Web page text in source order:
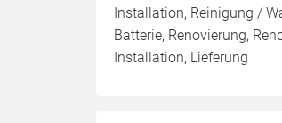
Installation, Reinigung /
Batterie, Renovierung,
Installation, Lieferung